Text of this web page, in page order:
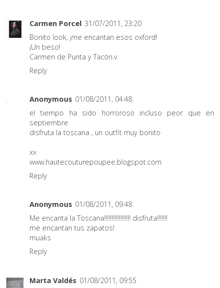
Carmen Porcel 31/07/2011, 23:20
Bonito look, ¡me encantan esos oxford!
¡Un beso!
Carmen de Punta y Tacón. v
Reply
Anonymous 01/08/2011, 04:48
el tiempo ha sido horroroso incluso peor que en
septiembre
disfruta la toscana , un outfit muy bonito
xx
www.hautecouturepoupee.blogspot.com
Reply
Anonymous 01/08/2011, 09:48
Me encanta la Toscana!!!!!!!!!!!!!!!!!! disfruta!!!!!!!
me encantan tus zapatos!
muaks
Reply
Marta Valdés 01/08/2011, 09:55